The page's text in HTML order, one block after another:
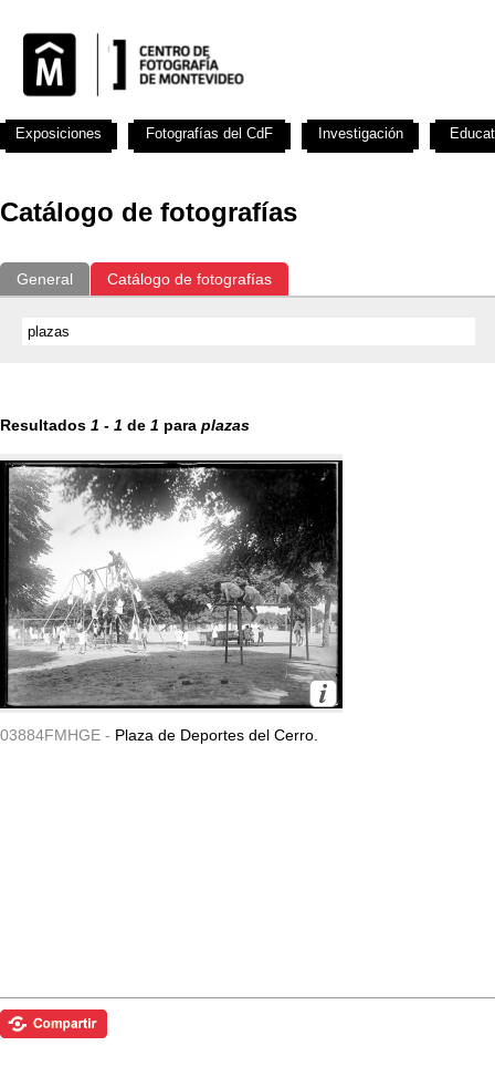
Catálogo de fotografías
General Catálogo de fotografías
Resultados 1 - 1 de 1 para plazas
03884FMHGE - Plaza de Deportes del Cerro.
Exposiciones Fotografías del CdF Investigación